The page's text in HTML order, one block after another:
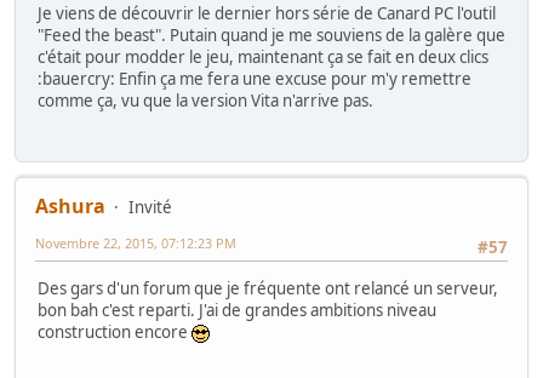
Je viens de découvrir le dernier hors série de Canard PC l'outil
"Feed the beast". Putain quand je me souviens de la galère que
c'était pour modder le jeu, maintenant ça se fait en deux clics
:bauercry: Enfin ça me fera une excuse pour m'y remettre
comme ça, vu que la version Vita n'arrive pas.
Ashura
Invité
#57
Novembre 22, 2015, 07:12:23 PM
Des gars d'un forum que je fréquente ont relancé un serveur,
bon bah c'est reparti. J'ai de grandes ambitions niveau
construction encore